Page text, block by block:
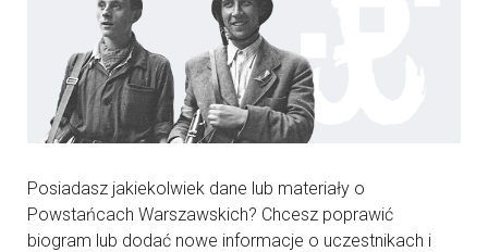
Posiadasz jakiekolwiek dane lub materiały o
Powstańcach Warszawskich? Chcesz poprawić
biogram lub dodać nowe informacje o uczestnikach i